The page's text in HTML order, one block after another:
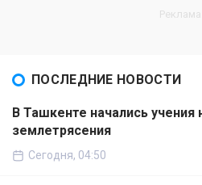
ПОСЛЕДНИЕ НОВОСТИ
В Ташкенте начались учения
землетрясения
Сегодня, 04:50